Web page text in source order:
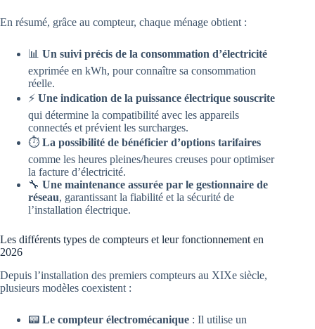
En résumé, grâce au compteur, chaque ménage obtient :
📊 Un suivi précis de la consommation d’électricité
exprimée en kWh, pour connaître sa consommation
réelle.
⚡ Une indication de la puissance électrique souscrite
qui détermine la compatibilité avec les appareils
connectés et prévient les surcharges.
⏱️ La possibilité de bénéficier d’options tarifaires
comme les heures pleines/heures creuses pour optimiser
la facture d’électricité.
🔧 Une maintenance assurée par le gestionnaire de
réseau, garantissant la fiabilité et la sécurité de
l’installation électrique.
Les différents types de compteurs et leur fonctionnement en
2026
Depuis l’installation des premiers compteurs au XIXe siècle,
plusieurs modèles coexistent :
📟 Le compteur électromécanique : Il utilise un